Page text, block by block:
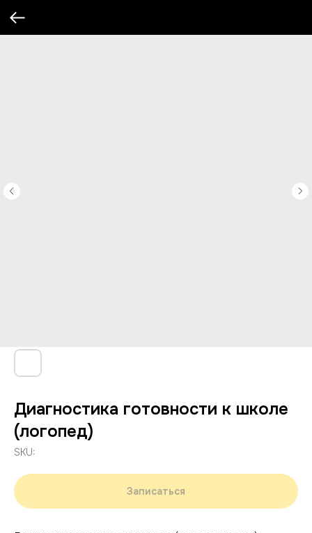
Диагностика готовности к школе
(логопед)
SKU:
Записаться